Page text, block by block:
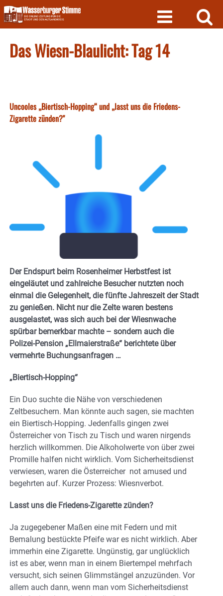
Skip
to
content
Das Wiesn-Blaulicht: Tag 14
Uncooles „Biertisch-Hopping“ und „lasst uns die Friedens-
Zigarette zünden?"
Der Endspurt beim Rosenheimer Herbstfest ist
eingeläutet und zahlreiche Besucher nutzten noch
einmal die Gelegenheit, die fünfte Jahreszeit der Stadt
zu genießen. Nicht nur die Zelte waren bestens
ausgelastet, was sich auch bei der Wiesnwache
spürbar bemerkbar machte – sondern auch die
Polizei-Pension „Ellmaierstraße“ berichtete über
vermehrte Buchungsanfragen …
„Biertisch-Hopping“
Ein Duo suchte die Nähe von verschiedenen
Zeltbesuchern. Man könnte auch sagen, sie machten
ein Biertisch-Hopping. Jedenfalls gingen zwei
Österreicher von Tisch zu Tisch und waren nirgends
herzlich willkommen. Die Alkoholwerte von über zwei
Promille halfen nicht wirklich. Vom Sicherheitsdienst
verwiesen, waren die Österreicher not amused und
begehrten auf. Kurzer Prozess: Wiesnverbot.
Lasst uns die Friedens-Zigarette zünden?
Ja zugegebener Maßen eine mit Federn und mit
Bemalung bestückte Pfeife war es nicht wirklich. Aber
immerhin eine Zigarette. Ungünstig, gar unglücklich
ist es aber, wenn man in einem Biertempel mehrfach
versucht, sich seinen Glimmstängel anzuzünden. Vor
allem auch dann, wenn man vom Sicherheitsdienst